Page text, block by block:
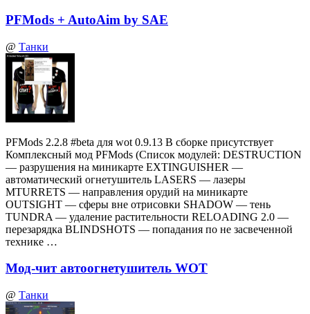
PFMods + AutoAim by SAE
@ Танки
PFMods 2.2.8 #beta для wot 0.9.13 В сборке присутствует
Комплексный мод PFMods (Список модулей: DESTRUCTION
— разрушения на миникарте EXTINGUISHER —
автоматический огнетушитель LASERS — лазеры
MTURRETS — направления орудий на миникарте
OUTSIGHT — сферы вне отрисовки SHADOW — тень
TUNDRA — удаление растительности RELOADING 2.0 —
перезарядка BLINDSHOTS — попадания по не засвеченной
технике …
Мод-чит автоогнетушитель WOT
@ Танки